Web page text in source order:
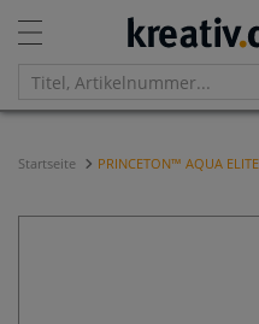
Startseite PRINCETON™ AQUA